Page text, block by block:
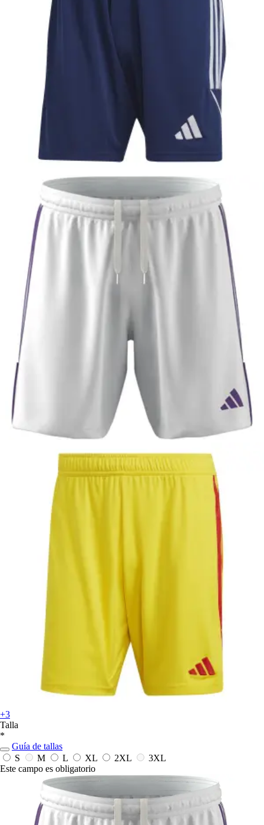
+3
Talla
*
Guía de tallas
S
M L XL 2XL
3XL
Este campo es obligatorio